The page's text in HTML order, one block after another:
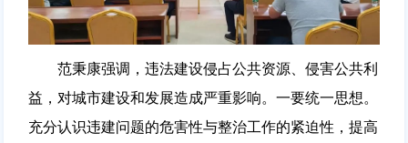
范秉康强调，违法建设侵占公共资源、侵害公共利
益，对城市建设和发展造成严重影响。一要统一思想。
充分认识违建问题的危害性与整治工作的紧迫性，提高